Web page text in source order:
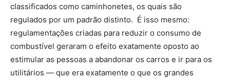
classificados como caminhonetes, os quais são
regulados por um padrão distinto. É isso mesmo:
regulamentações criadas para reduzir o consumo de
combustível geraram o efeito exatamente oposto ao
estimular as pessoas a abandonar os carros e ir para os
utilitários — que era exatamente o que os grandes